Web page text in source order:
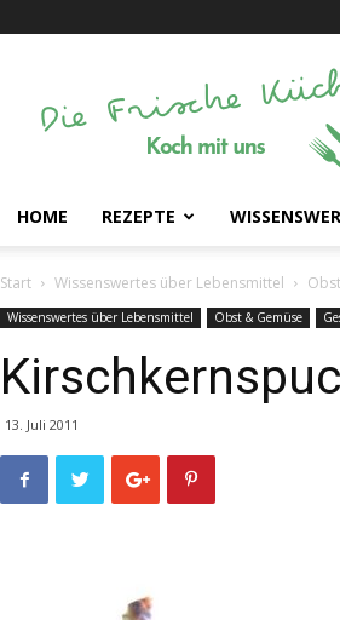
Frische
Küche
HOME REZEPTE
Start Wissenswertes über Lebensmittel
Wissenswertes über Lebensmittel Obst & Gemüse
13. Juli 2011